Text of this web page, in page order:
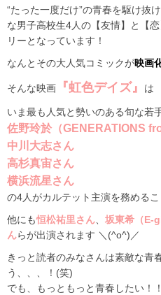
“たった一度だけ”の青春を駆け抜
な男子高校生4人の【友情】と【
リーとなっています！
なんとその大人気コミックが映画
そんな映画 『虹色デイズ』 は
いま最も人気と勢いのある旬な若
佐野玲於（GENERATIONS
中川大志さん
高杉真宙さん
横浜流星さん
の4人がカルテット主演を務める
他にも恒松祐里さん 坂東希（E-
んらが出演されます ＼(^o^)／
きっと読者のみなさんは素敵な青
う、、、！(笑)
でも、もっともっと青春したい！